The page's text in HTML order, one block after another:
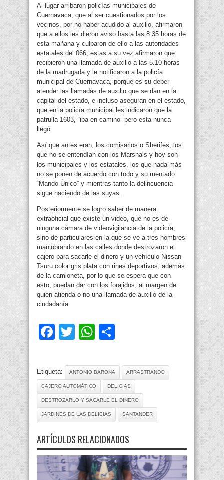
Al lugar arribaron policías municipales de
Cuernavaca, que al ser cuestionados por los
vecinos, por no haber acudido al auxilio, afirmaron
que a ellos les dieron aviso hasta las 8.35 horas de
esta mañana y culparon de ello a las autoridades
estatales del 066, estas a su vez afirmaron que
recibieron una llamada de auxilio a las 5.10 horas
de la madrugada y le notificaron a la policía
municipal de Cuernavaca, porque es su deber
atender las llamadas de auxilio que se dan en la
capital del estado, e incluso aseguran en el estado,
que en la policía municipal les indicaron que la
patrulla 1603, “iba en camino” pero esta nunca
llegó.
Así que antes eran, los comisarios o Sherifes, los
que no se entendían con los Marshals y hoy son
los municipales y los estatales, los que nada más
no se ponen de acuerdo con todo y su mentado
“Mando Único” y mientras tanto la delincuencia
sigue haciendo de las suyas.
Posteriormente se logro saber de manera
extraoficial que existe un video, que no es de
ninguna cámara de videovigilancia de la policía,
sino de particulares en la que se ve a tres hombres
maniobrando en las calles donde destrozaron el
cajero para sacarle el dinero y un vehículo Nissan
Tsuru color gris plata con rines deportivos, además
de la camioneta, por lo que se espera que con
esto, puedan dar con los forajidos, al margen de
quien atienda o no una llamada de auxilio de la
ciudadanía.
Facebook
TwitterWhatsApp
Etiqueta: ANTONIO BARONA ARRASTRANDO
CAJERO AUTOMÁTICO DELICIAS
DESTROZARLO Y SACARLE EL DINERO
JARDINES DE LAS DELICIAS SANTANDER
ARTÍCULOS RELACIONADOS